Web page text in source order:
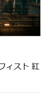
ィスト 紅